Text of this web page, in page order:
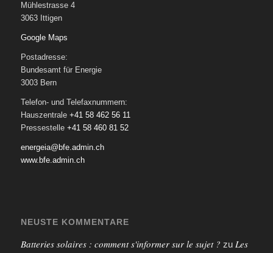
Mühlestrasse 4
3063 Ittigen
Google Maps
Postadresse:
Bundesamt für Energie
3003 Bern
Telefon- und Telefaxnummern:
Hauszentrale +41 58 462 56 11
Pressestelle +41 58 460 81 52
energeia@bfe.admin.ch
www.bfe.admin.ch
NEUSTE KOMMENTARE
Batteries solaires : comment s'informer sur le sujet ? zu Les